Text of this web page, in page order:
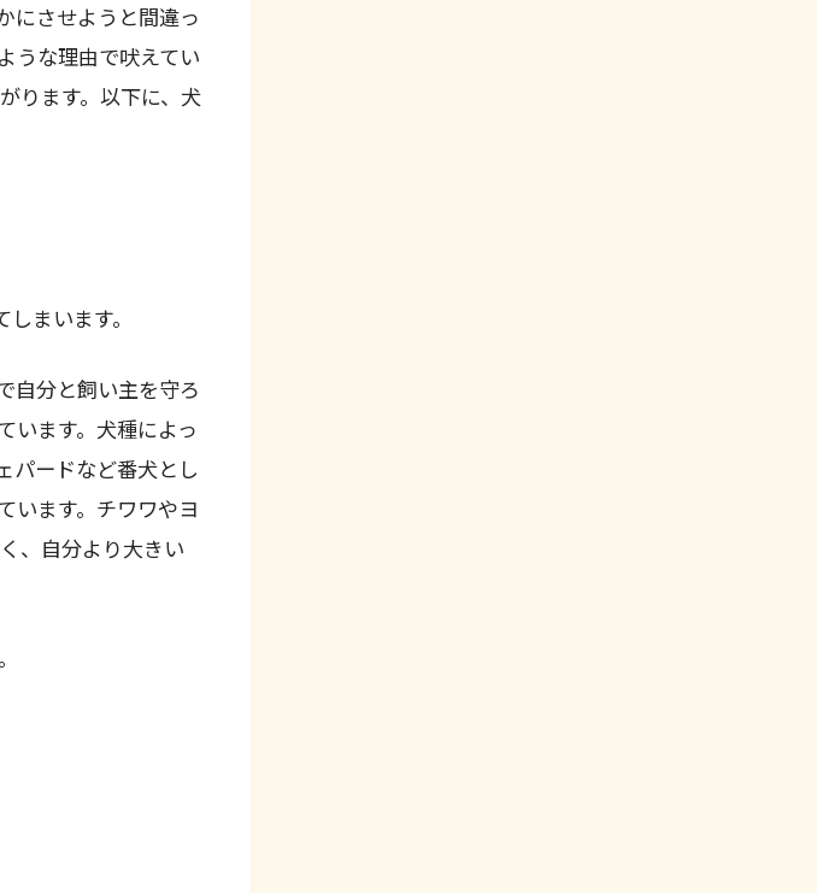
にさせようと間違っ
うな理由で吠えてい
ります。以下に、犬
まいます。
自分と飼い主を守ろ
います。犬種によっ
パードなど番犬とし
います。チワワやヨ
、自分より大きい